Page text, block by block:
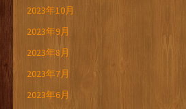
2023年10月
2023年9月
2023年8月
2023年7月
2023年6月